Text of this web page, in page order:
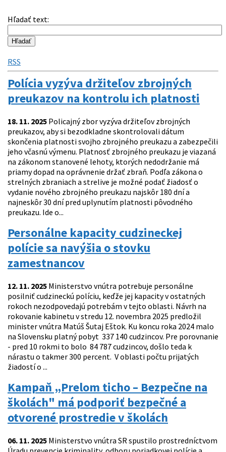
Hľadať text:
RSS
Polícia vyzýva držiteľov zbrojných
preukazov na kontrolu ich platnosti
18. 11. 2025 Policajný zbor vyzýva držiteľov zbrojných
preukazov, aby si bezodkladne skontrolovali dátum
skončenia platnosti svojho zbrojného preukazu a zabezpečili
jeho včasnú výmenu. Platnosť zbrojného preukazu je viazaná
na zákonom stanovené lehoty, ktorých nedodržanie má
priamy dopad na oprávnenie držať zbraň. Podľa zákona o
strelných zbraniach a strelive je možné podať žiadosť o
vydanie nového zbrojného preukazu najskôr 180 dní a
najneskôr 30 dní pred uplynutím platnosti pôvodného
preukazu. Ide o...
Personálne kapacity cudzineckej
polície sa navýšia o stovku
zamestnancov
12. 11. 2025 Ministerstvo vnútra potrebuje personálne
posilniť cudzineckú políciu, keďže jej kapacity v ostatných
rokoch nezodpovedajú potrebám v tejto oblasti. Návrh na
rokovanie kabinetu v stredu 12. novembra 2025 predložil
minister vnútra Matúš Šutaj Eštok. Ku koncu roka 2024 malo
na Slovensku platný pobyt 337 140 cudzincov. Pre porovnanie
- pred 10 rokmi to bolo 84 787 cudzincov, došlo teda k
nárastu o takmer 300 percent. V oblasti počtu prijatých
žiadostí o ...
Kampaň „Prelom ticho – Bezpečne na
školách" má podporiť bezpečné a
otvorené prostredie v školách
06. 11. 2025 Ministerstvo vnútra SR spustilo prostredníctvom